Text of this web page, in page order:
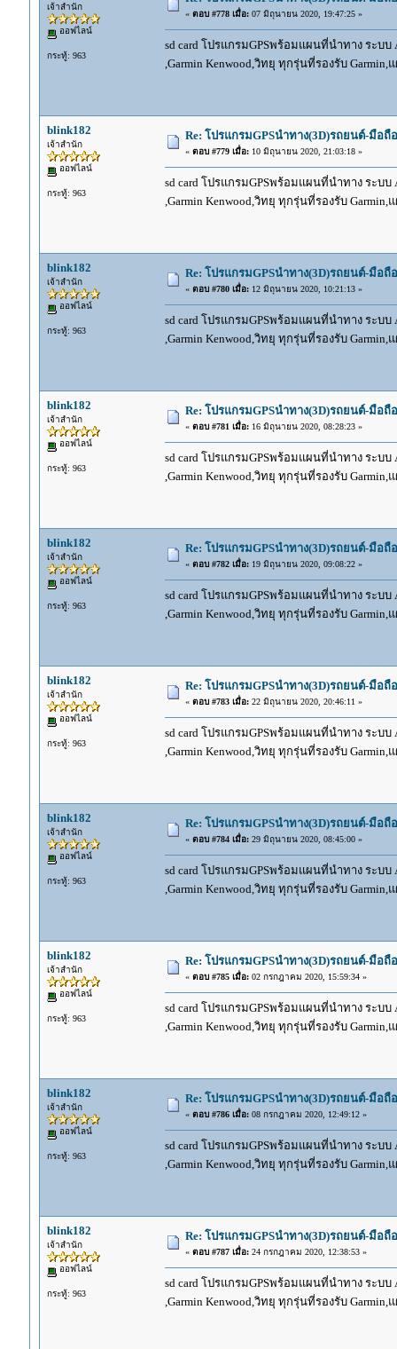
เจ้าสำนัก
ออฟไลน์
กระทู้: 963
« ตอบ #778 เมื่อ:07 มิถุนายน 2020, 19:47:25 »
sd card โปรแกรมGPSพร้อมแผนที่นำทาง ระบบ
,Garmin Kenwood,วิทยุ ทุกรุ่นที่รองรับ
blink182
เจ้าสำนัก
ออฟไลน์
กระทู้: 963
Re: โปรแกรมGPSนำทาง(3D)รถยนต์-มือ
« ตอบ #779 เมื่อ:10 มิถุนายน 2020, 21:03:18 »
sd card โปรแกรมGPSพร้อมแผนที่นำทาง ระบบ
,Garmin Kenwood,วิทยุ ทุกรุ่นที่รองรับ
blink182
เจ้าสำนัก
ออฟไลน์
กระทู้: 963
Re: โปรแกรมGPSนำทาง(3D)รถยนต์-มือ
« ตอบ #780 เมื่อ:12 มิถุนายน 2020, 10:21:13 »
sd card โปรแกรมGPSพร้อมแผนที่นำทาง ระบบ
,Garmin Kenwood,วิทยุ ทุกรุ่นที่รองรับ
blink182
เจ้าสำนัก
ออฟไลน์
กระทู้: 963
Re: โปรแกรมGPSนำทาง(3D)รถยนต์-มือ
« ตอบ #781 เมื่อ:16 มิถุนายน 2020, 08:28:23 »
sd card โปรแกรมGPSพร้อมแผนที่นำทาง ระบบ
,Garmin Kenwood,วิทยุ ทุกรุ่นที่รองรับ
blink182
เจ้าสำนัก
ออฟไลน์
กระทู้: 963
Re: โปรแกรมGPSนำทาง(3D)รถยนต์-มือ
« ตอบ #782 เมื่อ:19 มิถุนายน 2020, 09:08:22 »
sd card โปรแกรมGPSพร้อมแผนที่นำทาง ระบบ
,Garmin Kenwood,วิทยุ ทุกรุ่นที่รองรับ
blink182
เจ้าสำนัก
ออฟไลน์
กระทู้: 963
Re: โปรแกรมGPSนำทาง(3D)รถยนต์-มือ
« ตอบ #783 เมื่อ:22 มิถุนายน 2020, 20:46:11 »
sd card โปรแกรมGPSพร้อมแผนที่นำทาง ระบบ
,Garmin Kenwood,วิทยุ ทุกรุ่นที่รองรับ
blink182
เจ้าสำนัก
ออฟไลน์
กระทู้: 963
Re: โปรแกรมGPSนำทาง(3D)รถยนต์-มือ
« ตอบ #784 เมื่อ:29 มิถุนายน 2020, 08:45:00 »
sd card โปรแกรมGPSพร้อมแผนที่นำทาง ระบบ
,Garmin Kenwood,วิทยุ ทุกรุ่นที่รองรับ
blink182
เจ้าสำนัก
ออฟไลน์
กระทู้: 963
Re: โปรแกรมGPSนำทาง(3D)รถยนต์-มือ
« ตอบ #785 เมื่อ:02 กรกฎาคม 2020, 15:59:34 »
sd card โปรแกรมGPSพร้อมแผนที่นำทาง ระบบ
,Garmin Kenwood,วิทยุ ทุกรุ่นที่รองรับ
blink182
เจ้าสำนัก
ออฟไลน์
กระทู้: 963
Re: โปรแกรมGPSนำทาง(3D)รถยนต์-มือ
« ตอบ #786 เมื่อ:08 กรกฎาคม 2020, 12:49:12 »
sd card โปรแกรมGPSพร้อมแผนที่นำทาง ระบบ
,Garmin Kenwood,วิทยุ ทุกรุ่นที่รองรับ
blink182
เจ้าสำนัก
ออฟไลน์
กระทู้: 963
Re: โปรแกรมGPSนำทาง(3D)รถยนต์-มือ
« ตอบ #787 เมื่อ:24 กรกฎาคม 2020, 12:38:53 »
sd card โปรแกรมGPSพร้อมแผนที่นำทาง ระบบ
,Garmin Kenwood,วิทยุ ทุกรุ่นที่รองรับ